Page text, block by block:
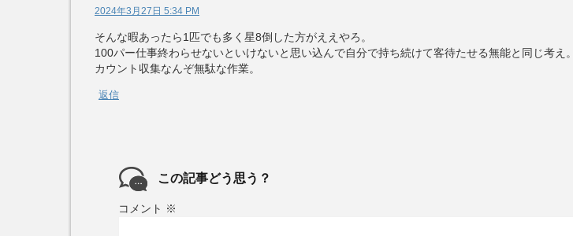
2024年3月27日 5:34 PM
そんな暇あったら1匹でも多く星8倒した方がええやろ。
100パー仕事終わらせないといけないと思い込んで自分で持ち続けて客待たせる無能と同じ考え。
カウント収集なんぞ無駄な作業。
返信
この記事どう思う？
コメント ※